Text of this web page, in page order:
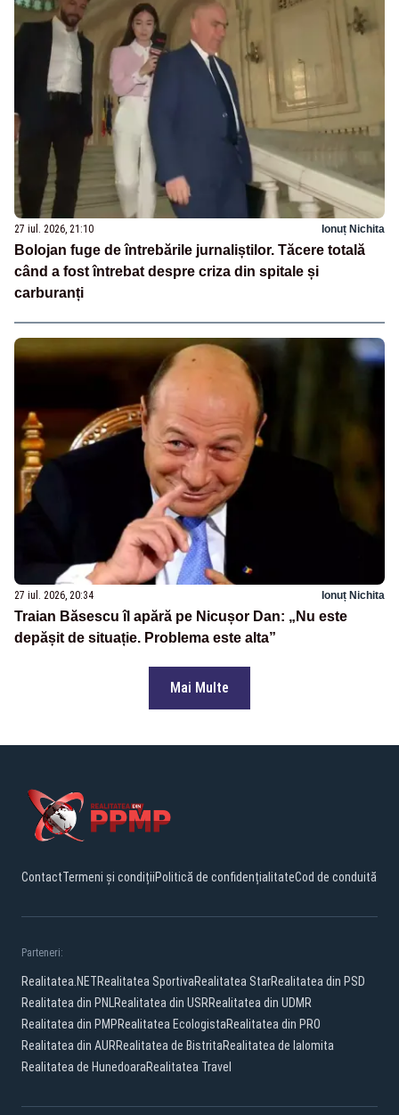
27 iul. 2026, 21:10 Ionuț Nichita
Bolojan fuge de întrebările jurnaliștilor. Tăcere totală
când a fost întrebat despre criza din spitale și
carburanți
27 iul. 2026, 20:34 Ionuț Nichita
Traian Băsescu îl apără pe Nicușor Dan: „Nu este
depășit de situație. Problema este alta”
Mai Multe
ContactTermeni și condițiiPolitică de confidențialitateCod de conduită
Parteneri:
Realitatea.NETRealitatea SportivaRealitatea StarRealitatea din PSD
Realitatea din PNLRealitatea din USRRealitatea din UDMR
Realitatea din PMPRealitatea EcologistaRealitatea din PRO
Realitatea din AURRealitatea de BistritaRealitatea de Ialomita
Realitatea de HunedoaraRealitatea Travel